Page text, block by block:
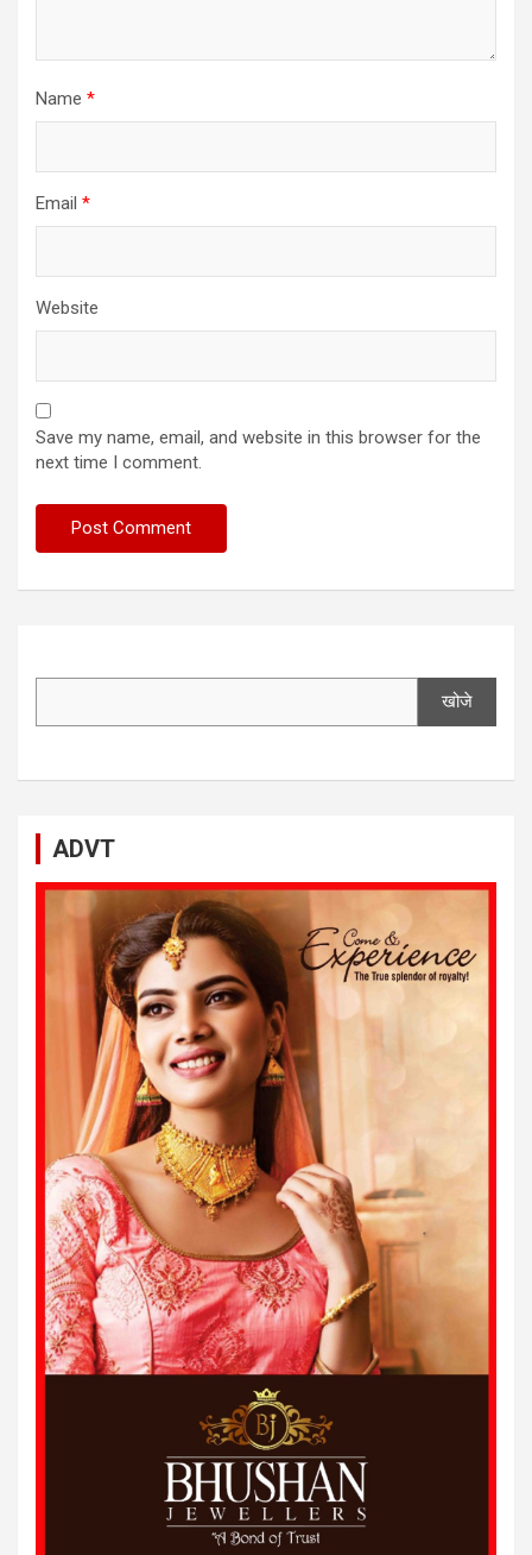
Name *
Email *
Website
Save my name, email, and website in this browser for the
next time I comment.
खोजे
ADVT